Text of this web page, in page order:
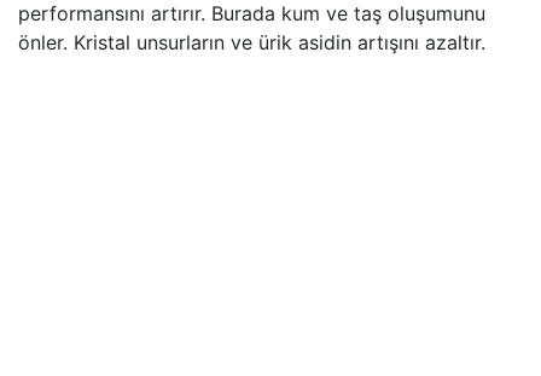
performansını artırır. Burada kum ve taş oluşumunu
önler. Kristal unsurların ve ürik asidin artışını azaltır.